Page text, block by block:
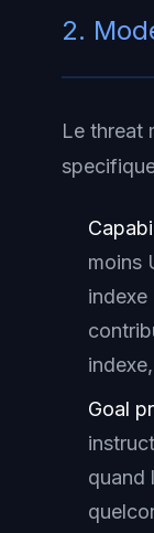
2.
Le threat
moins
Goal
quand